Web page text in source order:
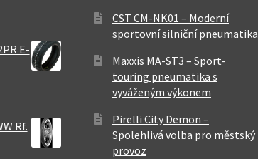
E-
Rf.
CST CM-NK01 – Moderní
sportovní silniční pneumatika
Maxxis MA-ST3 – Sport-
touring pneumatika s
vyváženým výkonem
Pirelli City Demon –
Spolehlivá volba pro městský
provoz